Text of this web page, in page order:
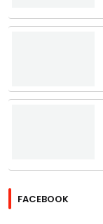
FACEBOOK